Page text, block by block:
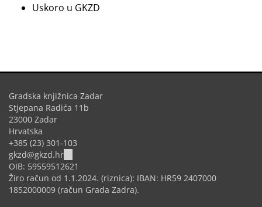
Uskoro u GKZD
Gradska knjižnica Zadar
Stjepana Radića 11b
23000 Zadar
Hrvatska
+385 (23) 301-103
gkzd@gkzd.hr
sends
e-
mail)
OIB: 59559512621
Žiro račun od 1.1.2024. (riznica): IBAN: HR59 2407000
1852000009 (račun Grada Zadra).